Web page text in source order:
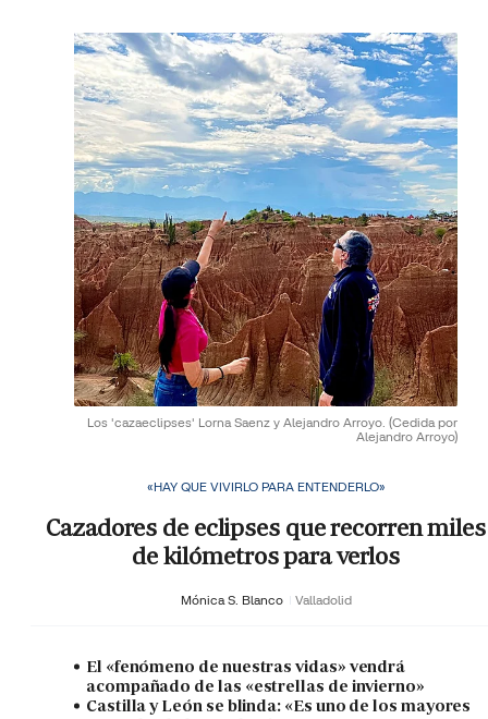
Los 'cazaeclipses' Lorna Saenz y Alejandro Arroyo. (Cedida por
Alejandro Arroyo)
«HAY QUE VIVIRLO PARA ENTENDERLO»
Cazadores de eclipses que recorren miles
de kilómetros para verlos
Mónica S. Blanco Valladolid
El «fenómeno de nuestras vidas» vendrá
acompañado de las «estrellas de invierno»
Castilla y León se blinda: «Es uno de los mayores